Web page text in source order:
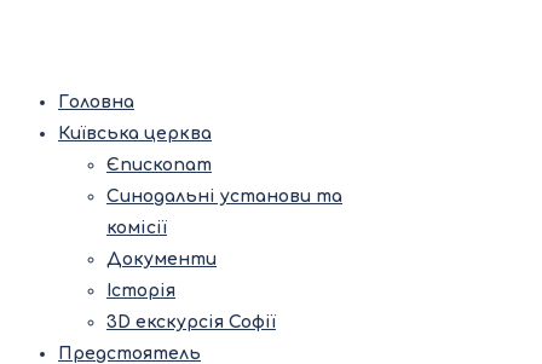
Головна
Київська церква
Єпископат
Синодальні установи та
комісії
Документи
Історія
3D екскурсія Софії
Предстоятель